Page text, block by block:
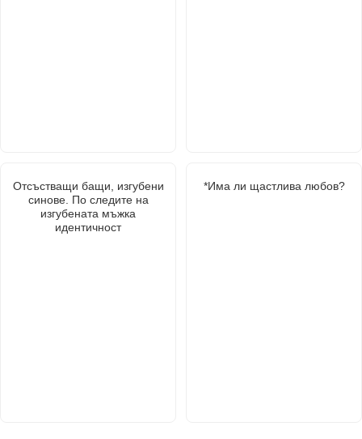
Отсъстващи бащи, изгубени
синове. По следите на
изгубената мъжка
идентичност
*Има ли щастлива любов?